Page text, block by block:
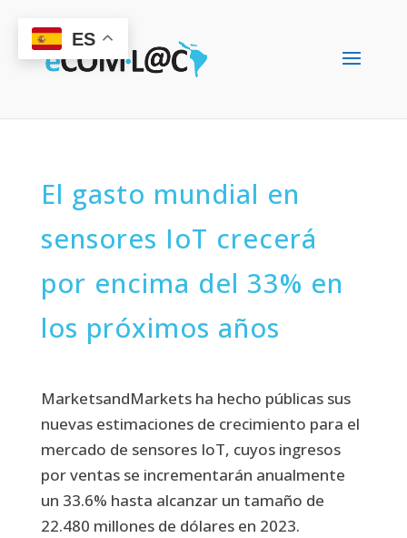
El gasto mundial en
sensores IoT crecerá
por encima del 33% en
los próximos años
MarketsandMarkets ha hecho públicas sus
nuevas estimaciones de crecimiento para el
mercado de sensores IoT, cuyos ingresos
por ventas se incrementarán anualmente
un 33.6% hasta alcanzar un tamaño de
22.480 millones de dólares en 2023.
ES